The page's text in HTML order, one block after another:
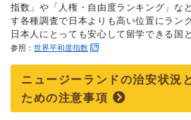
指数」や「人権・自由度ランキング」な
す各種調査で日本よりも高い位置にラン
日本人にとっても安心して留学できる国
参照： 世界平和度指数
ニュージーランドの治安状況
ための注意事項